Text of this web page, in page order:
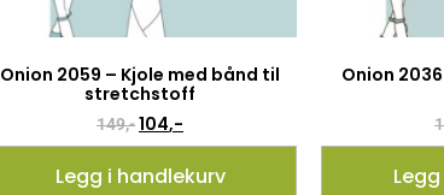
Onion 2059 – Kjole med bånd til
stretchstoff
149,-104,-
Legg i handlekurv
Onion